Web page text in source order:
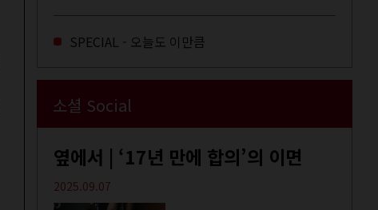
SPECIAL - 오늘도 이만큼
소셜 Social
옆에서 | ‘17년 만에 합의’의 이면
2025.09.07